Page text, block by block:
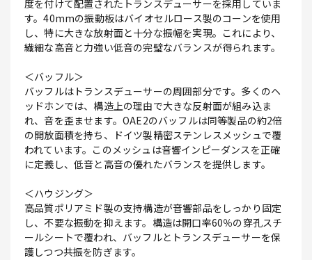
度を付けて配置されたトランスデューサーを採用していま
す。40mmの振動板はバイオセルロース製のコーンを使用
し、特に大きな放射面と十分な振幅を実現。これにより、
繊細な高音と力強い低音の完璧なバランスが得られます。
＜バッフル＞
バッフルはトランスデューサーの周囲部分です。多くのヘ
ッドホンでは、構造上の理由で大きな反射面が組み込ま
れ、音を歪ませます。OAE2のバッフルは同等製品の約2倍
の開放面積を持ち、ドイツ製精密ステンレスメッシュで覆
われています。このメッシュは音響インピーダンスを正確
に定義し、低音と高音の優れたバランスを提供します。
＜ハウジング＞
高品質ポリアミド製の支持構造が音響部品をしっかり固定
し、不要な振動を抑えます。構造は開口率60％の穿孔スチ
ールシートで覆われ、バッフルとトランスデューサーを保
護しつつ共振を防ぎます。